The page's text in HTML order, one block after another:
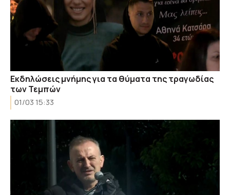
Εκδηλώσεις μνήμης για τα θύματα της τραγωδίας
των Τεμπών
01/03 15:33